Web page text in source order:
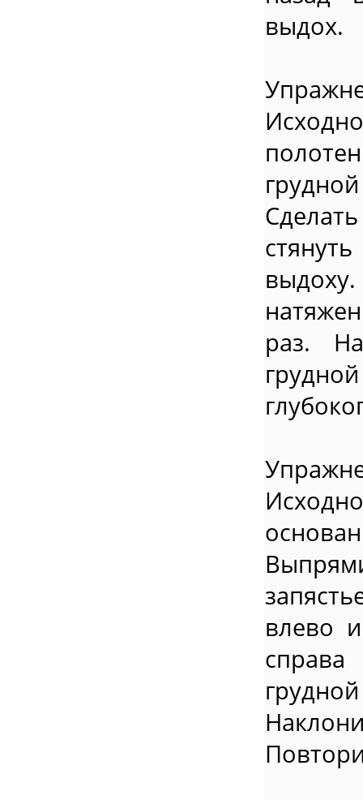
выдох.
раз.
влево